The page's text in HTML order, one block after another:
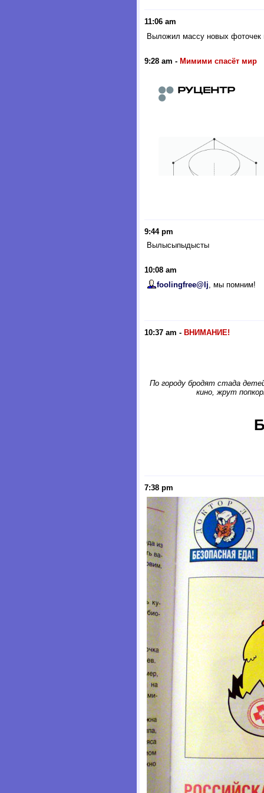
11:06 am
Выложил массу новых фоточек
9:28 am - Мимими спасёт мир
9:44 pm
Вылысыпыдысты
10:08 am
foolingfree@lj, мы помним!
10:37 am - ВНИМАНИЕ!
По городу бродят стада
кино, жрут
7:38 pm